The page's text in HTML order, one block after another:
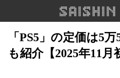
「PS5」の定価は5
も紹介【2025年11月